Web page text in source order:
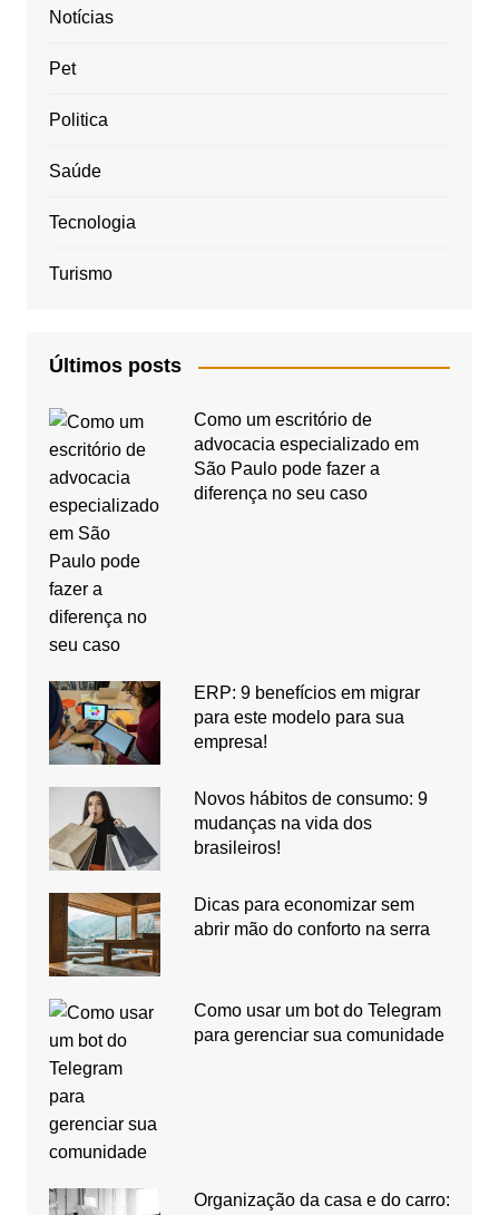
Notícias
Pet
Politica
Saúde
Tecnologia
Turismo
Últimos posts
Como um escritório de
advocacia especializado em
São Paulo pode fazer a
diferença no seu caso
ERP: 9 benefícios em migrar
para este modelo para sua
empresa!
Novos hábitos de consumo: 9
mudanças na vida dos
brasileiros!
Dicas para economizar sem
abrir mão do conforto na serra
Como usar um bot do Telegram
para gerenciar sua comunidade
Organização da casa e do carro: